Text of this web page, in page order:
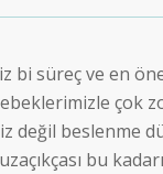
bi süreç ve en
çok
değil beslenme
bu